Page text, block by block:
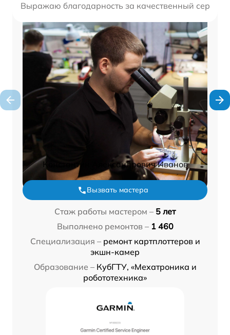
Выражаю благодарность за качественный сервис!
Константин Александрович Иванов
Вызвать мастера
Стаж работы мастером – 5 лет
Выполнено ремонтов – 1 460
Специализация – ремонт картплоттеров и
экшн-камер
Образование – КубГТУ, «Мехатроника и
робототехника»